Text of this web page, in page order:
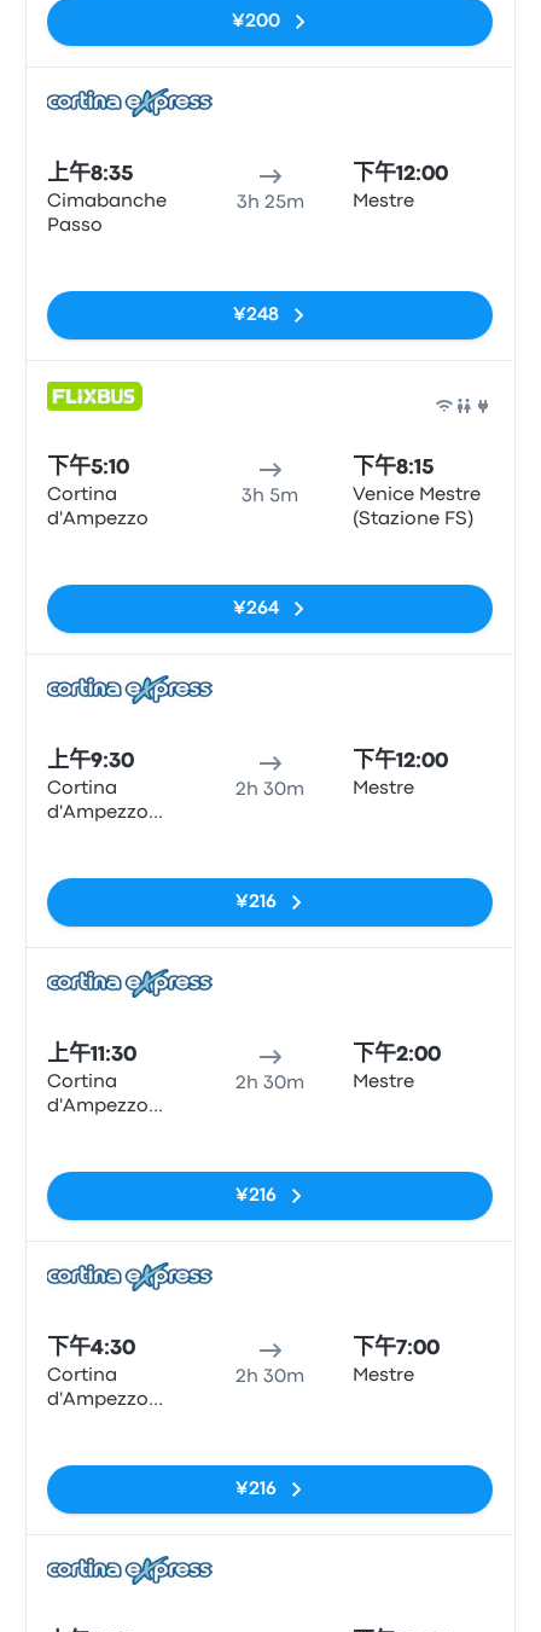
¥200
上午8:35
Cimabanche
Passo
3h 25m
下午12:00
Mestre
¥248
下午5:10
Cortina
d'Ampezzo
3h 5m
下午8:15
Venice Mestre
(Stazione FS)
¥264
上午9:30
Cortina
d'Ampezzo
2h 30m
下午12:00
Mestre
¥216
上午11:30
Cortina
d'Ampezzo
2h 30m
下午2:00
Mestre
¥216
下午4:30
Cortina
d'Ampezzo
2h 30m
下午7:00
Mestre
¥216